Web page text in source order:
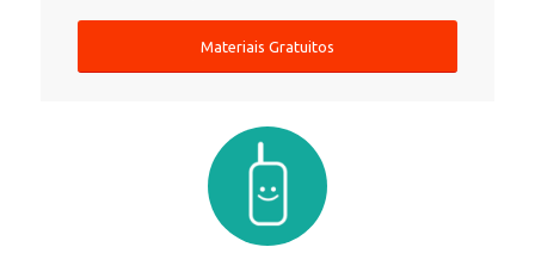
Materiais Gratuitos